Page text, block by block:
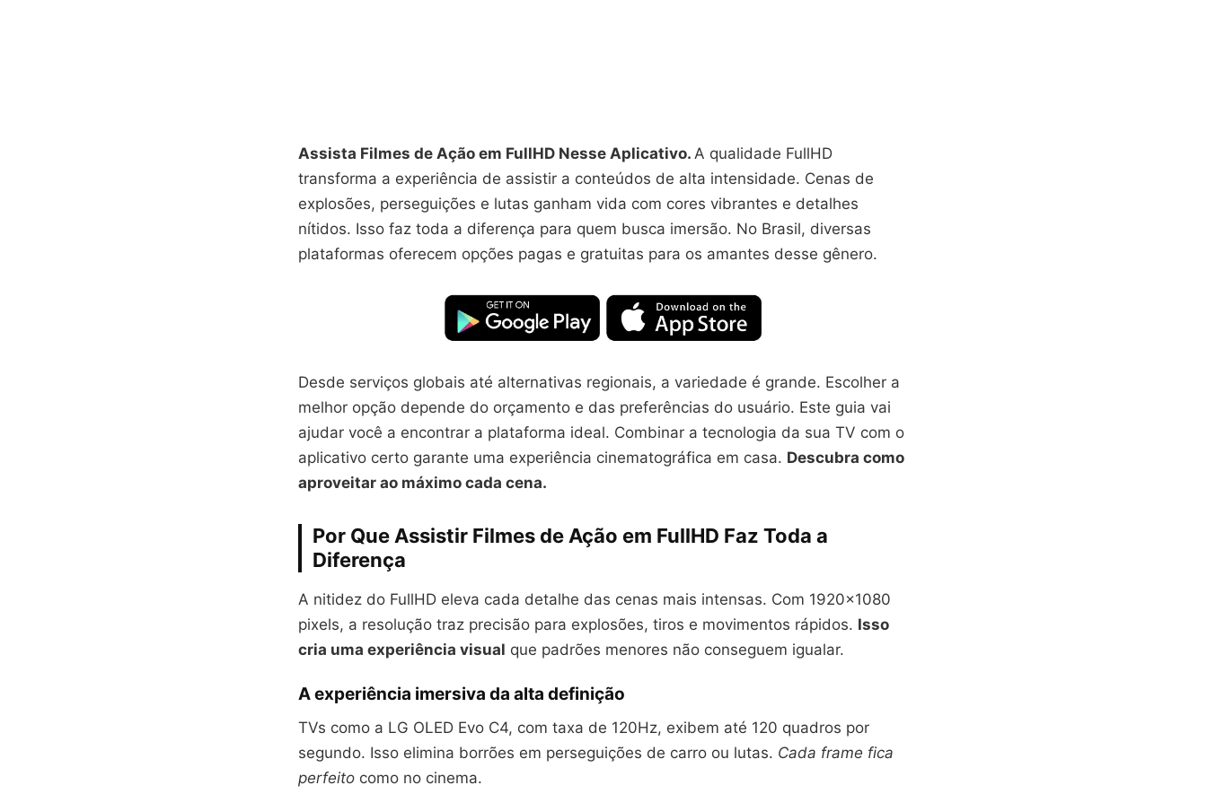
Assista Filmes de Ação em FullHD Nesse Aplicativo. A qualidade FullHD
transforma a experiência de assistir a conteúdos de alta intensidade. Cenas de
explosões, perseguições e lutas ganham vida com cores vibrantes e detalhes
nítidos. Isso faz toda a diferença para quem busca imersão. No Brasil, diversas
plataformas oferecem opções pagas e gratuitas para os amantes desse gênero.
Desde serviços globais até alternativas regionais, a variedade é grande. Escolher a
melhor opção depende do orçamento e das preferências do usuário. Este guia vai
ajudar você a encontrar a plataforma ideal. Combinar a tecnologia da sua TV com o
aplicativo certo garante uma experiência cinematográfica em casa. Descubra como
aproveitar ao máximo cada cena.
Por Que Assistir Filmes de Ação em FullHD Faz Toda a
Diferença
A nitidez do FullHD eleva cada detalhe das cenas mais intensas. Com 1920×1080
pixels, a resolução traz precisão para explosões, tiros e movimentos rápidos. Isso
cria uma experiência visual que padrões menores não conseguem igualar.
A experiência imersiva da alta definição
TVs como a LG OLED Evo C4, com taxa de 120Hz, exibem até 120 quadros por
segundo. Isso elimina borrões em perseguições de carro ou lutas. Cada frame fica
perfeito como no cinema.